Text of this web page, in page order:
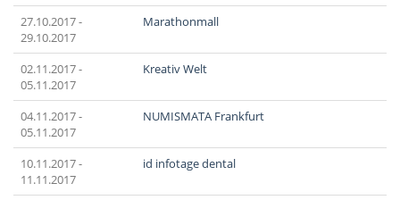
27.10.2017 -
29.10.2017
Marathonmall
02.11.2017 -
05.11.2017
Kreativ Welt
04.11.2017 -
05.11.2017
NUMISMATA Frankfurt
10.11.2017 -
11.11.2017
id infotage dental